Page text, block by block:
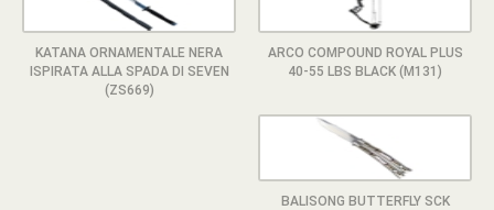
KATANA ORNAMENTALE NERA
ISPIRATA ALLA SPADA DI SEVEN
(ZS669)
ARCO COMPOUND ROYAL PLUS
40-55 LBS BLACK (M131)
BALISONG BUTTERFLY SCK